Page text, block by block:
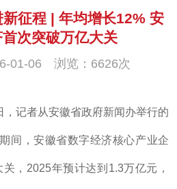
征程 | 年均增长12% 安
次突破万亿大关
01-06 浏览：6626次
，记者从安徽省政府新闻办举行的
间，安徽省数字经济核心产业企
，2025年预计达到1.3万亿元，